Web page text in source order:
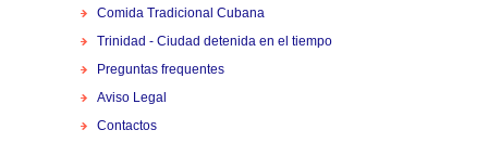
Comida Tradicional Cubana
Trinidad - Ciudad detenida en el tiempo
Preguntas frequentes
Aviso Legal
Contactos